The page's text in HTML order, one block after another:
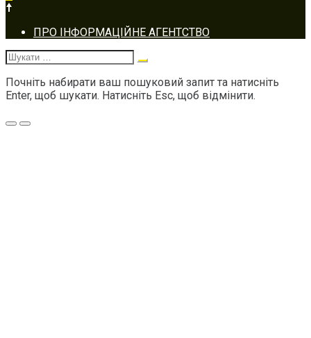
Footer
navigation
ПРО ІНФОРМАЦІЙНЕ АГЕНТСТВО
Шукати:
Почніть набирати ваш пошуковий запит та натисніть
Enter, щоб шукати. Натисніть Esc, щоб відмінити.
Меню